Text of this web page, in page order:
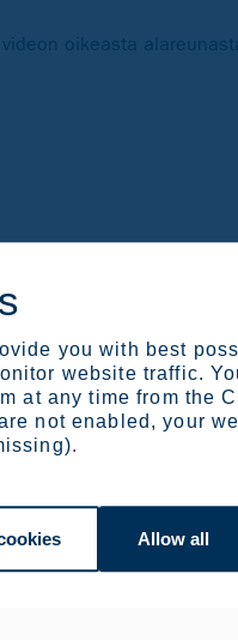
you with best
website traffic.
at any time from the
not enabled, your
Allow all
oikeasta